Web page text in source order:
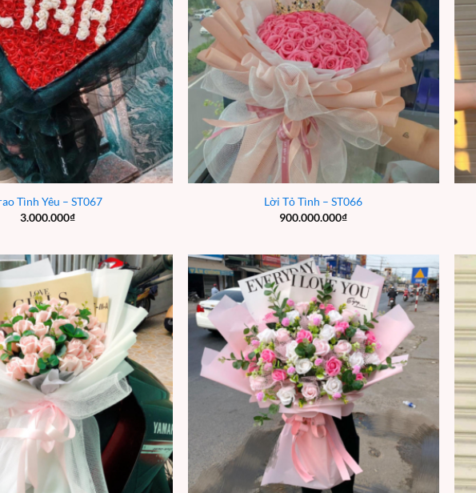
Tình Yêu – ST067
3.000.000₫
Lời Tỏ Tình – ST066
900.000.000₫